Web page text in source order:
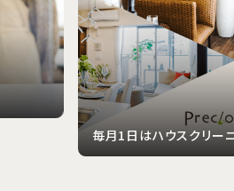
ーニングキャンペーン